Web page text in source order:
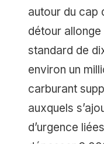
autour du cap
détour
standard de
environ un
carburant
auxquels
d’urgence